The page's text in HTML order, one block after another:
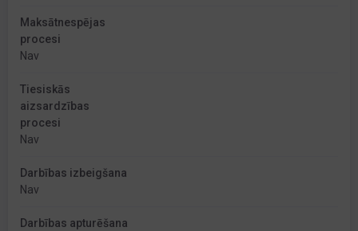
Maksātnespējas
procesi
Nav
Tiesiskās
aizsardzības
procesi
Nav
Darbības izbeigšana
Nav
Darbības apturēšana